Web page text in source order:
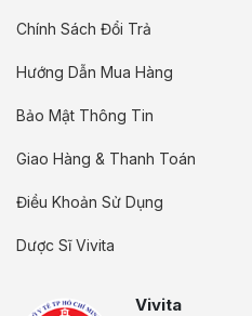
Chính Sách Đổi Trả
Hướng Dẫn Mua Hàng
Bảo Mật Thông Tin
Giao Hàng & Thanh Toán
Điều Khoản Sử Dụng
Dược Sĩ Vivita
Vivita